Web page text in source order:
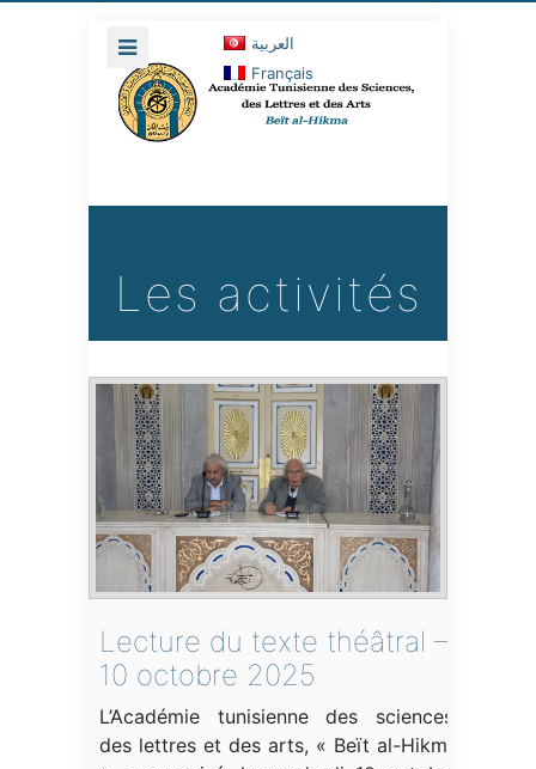
العربية
Français
Les activités
Lecture du texte théâtral –
10 octobre 2025
L’Académie tunisienne des sciences,
des lettres et des arts, « Beït al-Hikma